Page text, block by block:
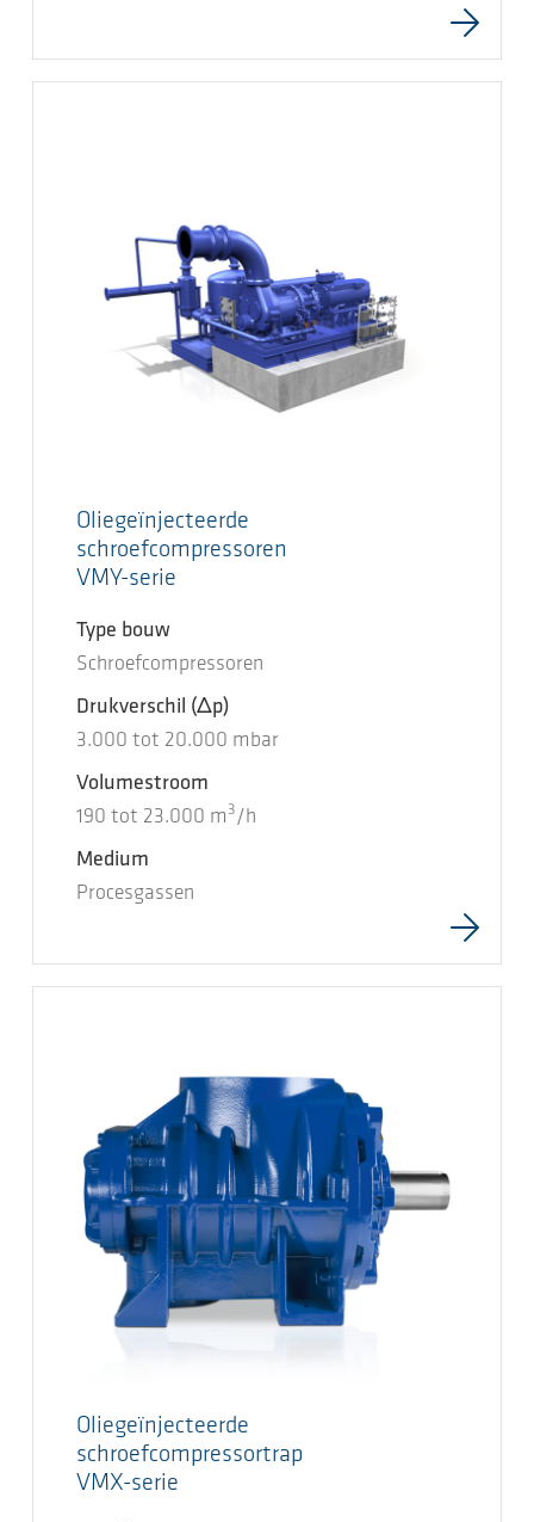
Oliegeïnjecteerde
schroefcompressoren
VMY-serie
Type bouw
Schroefcompressoren
Drukverschil (Δp)
3.000 tot 20.000 mbar
Volumestroom
190 tot 23.000 m 3 /h
Medium
Procesgassen
Oliegeïnjecteerde
schroefcompressortrap
VMX-serie